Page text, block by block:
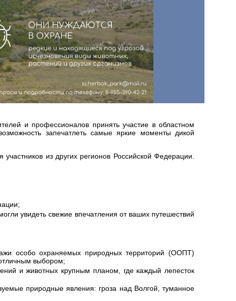
и профессионалов принять участие в областном
запечатлеть самые яркие моменты дикой
из других регионов Российской Федерации.
увидеть свежие впечатления от ваших путешествий
особо охраняемых природных территорий (ООПТ)
выбором;
и животных крупным планом, где каждый лепесток
природные явления: гроза над Волгой, туманное